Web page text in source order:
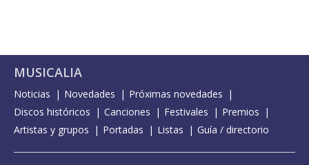
MUSICALIA
Noticias Novedades
Próximas novedades
Discos históricos
Canciones Festivales
Premios
Artistas y grupos
Portadas Listas Guía / directorio